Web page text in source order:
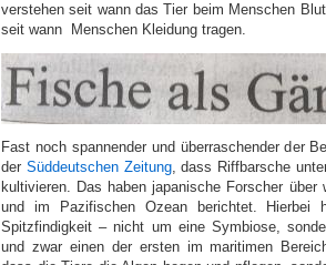
verstehen seit wann das Tier beim Menschen
seit wann Menschen Kleidung tragen.
Fast noch spannender und überraschender der
der Süddeutschen Zeitung, dass Riffbarsche
kultivieren. Das haben japanische Forscher über
und im Pazifischen Ozean berichtet. Hierbei
Spitzfindigkeit – nicht um eine Symbiose,
und zwar einen der ersten im maritimen